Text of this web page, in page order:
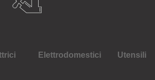
Elettrodomestici Utensili